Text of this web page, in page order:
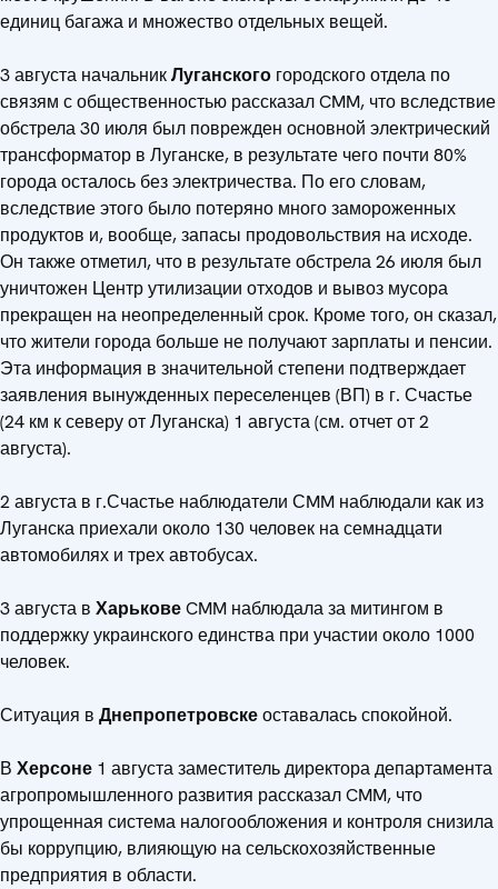
единиц багажа и множество отдельных вещей.
3 августа начальникЛуганского городского отдела по
связям с общественностью рассказал CMM, что вследствие
обстрела 30 июля был поврежден основной электрический
трансформатор в Луганске, в результате чего почти 80%
города осталось без электричества. По его словам,
вследствие этого было потеряно много замороженных
продуктов и, вообще, запасы продовольствия на исходе.
Он также отметил, что в результате обстрела 26 июля был
уничтожен Центр утилизации отходов и вывоз мусора
прекращен на неопределенный срок. Кроме того, он сказал,
что жители города больше не получают зарплаты и пенсии.
Эта информация в значительной степени подтверждает
заявления вынужденных переселенцев (ВП) в г. Счастье
(24 км к северу от Луганска) 1 августа (см. отчет от 2
августа).
2 августа в г.Счастье наблюдатели СMM наблюдали как из
Луганска приехали около 130 человек на семнадцати
автомобилях и трех автобусах.
3 августа в ХарьковеCMM наблюдала за митингом в
поддержку украинского единства при участии около 1000
человек.
Ситуация в Днепропетровскеоставалась спокойной.
В Херсоне 1 августа заместитель директора департамента
агропромышленного развития рассказал CMM, что
упрощенная система налогообложения и контроля снизила
бы коррупцию, влияющую на сельскохозяйственные
предприятия в области.